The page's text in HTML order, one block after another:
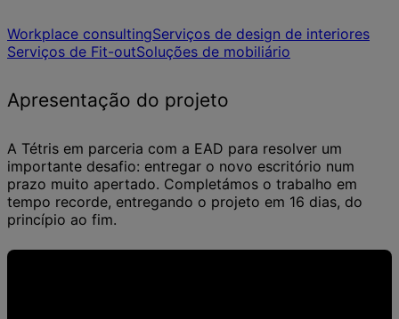
Workplace consultingServiços de design de interiores
Serviços de Fit-outSoluções de mobiliário
Apresentação do projeto
A Tétris em parceria com a EAD para resolver um
importante desafio: entregar o novo escritório num
prazo muito apertado. Completámos o trabalho em
tempo recorde, entregando o projeto em 16 dias, do
princípio ao fim.